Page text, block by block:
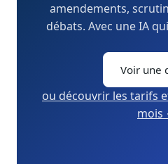
amendements,
débats. Avec une IA
Voir une
ou découvrir les tarifs
mois